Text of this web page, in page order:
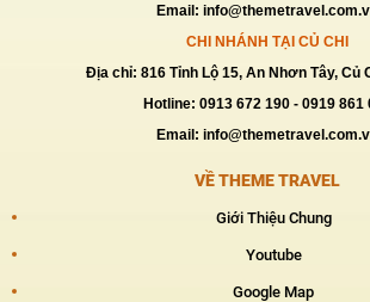
Email:
CHI NHÁNH TẠI CỦ CHI
Địa chỉ: 816 Tỉnh Lộ 15, An Nhơn Tây, Củ
Hotline: 0913 672 190 - 0919 861
Email:
VỀ THEME TRAVEL
Giới Thiệu Chung
Youtube
Google Map